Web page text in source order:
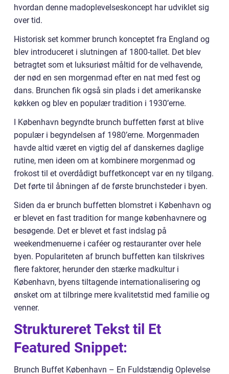
hvordan denne madoplevelseskoncept har udviklet sig
over tid.
Historisk set kommer brunch konceptet fra England og
blev introduceret i slutningen af 1800-tallet. Det blev
betragtet som et luksuriøst måltid for de velhavende,
der nød en sen morgenmad efter en nat med fest og
dans. Brunchen fik også sin plads i det amerikanske
køkken og blev en populær tradition i 1930’erne.
I København begyndte brunch buffetten først at blive
populær i begyndelsen af 1980’erne. Morgenmaden
havde altid været en vigtig del af danskernes daglige
rutine, men ideen om at kombinere morgenmad og
frokost til et overdådigt buffetkoncept var en ny tilgang.
Det førte til åbningen af de første brunchsteder i byen.
Siden da er brunch buffetten blomstret i København og
er blevet en fast tradition for mange københavnere og
besøgende. Det er blevet et fast indslag på
weekendmenuerne i caféer og restauranter over hele
byen. Populariteten af brunch buffetten kan tilskrives
flere faktorer, herunder den stærke madkultur i
København, byens tiltagende internationalisering og
ønsket om at tilbringe mere kvalitetstid med familie og
venner.
Struktureret Tekst til Et
Featured Snippet:
Brunch Buffet København – En Fuldstændig Oplevelse